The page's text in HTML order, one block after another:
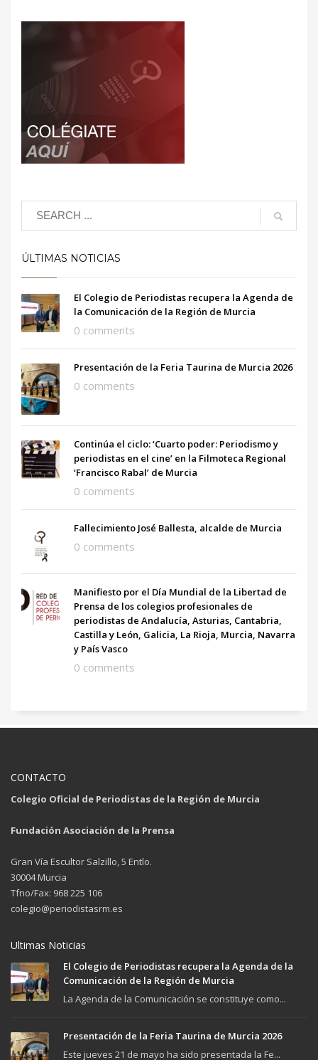
ÚLTIMAS NOTICIAS
El Colegio de Periodistas recupera la Agenda de
la Comunicación de la Región de Murcia
0 comments
Presentación de la Feria Taurina de Murcia 2026
0 comments
Continúa el ciclo: ‘Cuarto poder: Periodismo y
periodistas en el cine’ en la Filmoteca Regional
‘Francisco Rabal’ de Murcia
0 comments
Fallecimiento José Ballesta, alcalde de Murcia
0 comments
Manifiesto por el Día Mundial de la Libertad de
Prensa de los colegios profesionales de
periodistas de Andalucía, Asturias, Cantabria,
Castilla y León, Galicia, La Rioja, Murcia, Navarra
y País Vasco
0 comments
CONTACTO
Colegio Oficial de Periodistas de la Región de Murcia
Fundación Asociación de la Prensa
Gran Vía Escultor Salzillo, 5 Entlo.
30004 Murcia
Tfno/Fax: 968 225 106
colegio@periodistasrm.es
Ultimas Noticias
El Colegio de Periodistas recupera la Agenda de la
Comunicación de la Región de Murcia
La Agenda de la Comunicación se constituye como...
Presentación de la Feria Taurina de Murcia 2026
Este jueves 21 de mayo ha sido presentada la Fe...